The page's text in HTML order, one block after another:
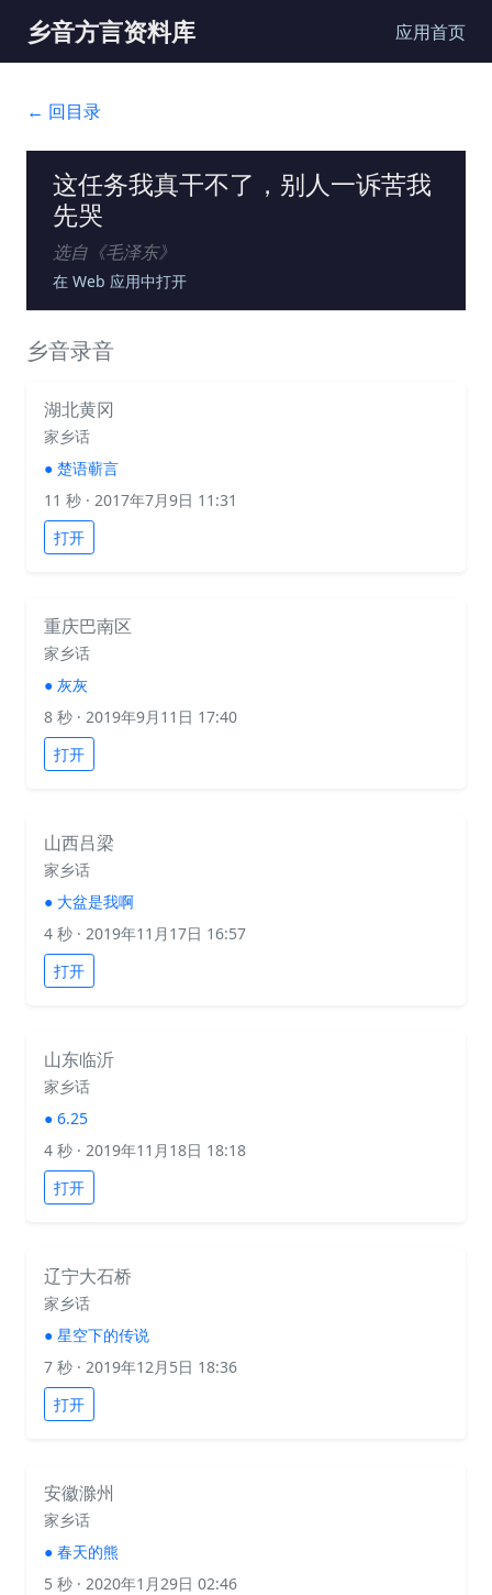
乡音方言资料库 应用首页
← 回目录
这任务我真干不了，别人一诉苦我
先哭
选自《毛泽东》
在 Web 应用中打开
乡音录音
湖北黄冈
家乡话
● 楚语蕲言
11 秒 · 2017年7月9日 11:31
打开
重庆巴南区
家乡话
● 灰灰
8 秒 · 2019年9月11日 17:40
打开
山西吕梁
家乡话
● 大盆是我啊
4 秒 · 2019年11月17日 16:57
打开
山东临沂
家乡话
● 6.25
4 秒 · 2019年11月18日 18:18
打开
辽宁大石桥
家乡话
● 星空下的传说
7 秒 · 2019年12月5日 18:36
打开
安徽滁州
家乡话
● 春天的熊
5 秒 · 2020年1月29日 02:46